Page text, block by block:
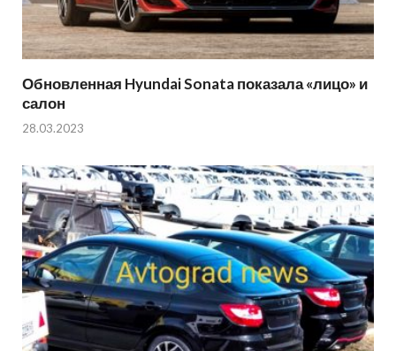
Обновленная Hyundai Sonata показала «лицо» и
салон
28.03.2023